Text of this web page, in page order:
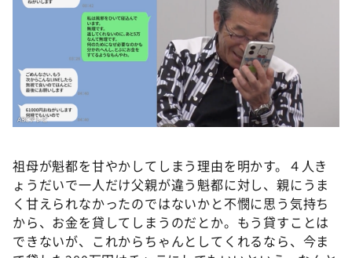
祖母が魁都を甘やかしてしまう理由を明かす。４人き
ょうだいで一人だけ父親が違う魁都に対し、親にうま
く甘えられなかったのではないかと不憫に思う気持ち
から、お金を貸してしまうのだとか。もう貸すことは
できないが、これからちゃんとしてくれるなら、今ま